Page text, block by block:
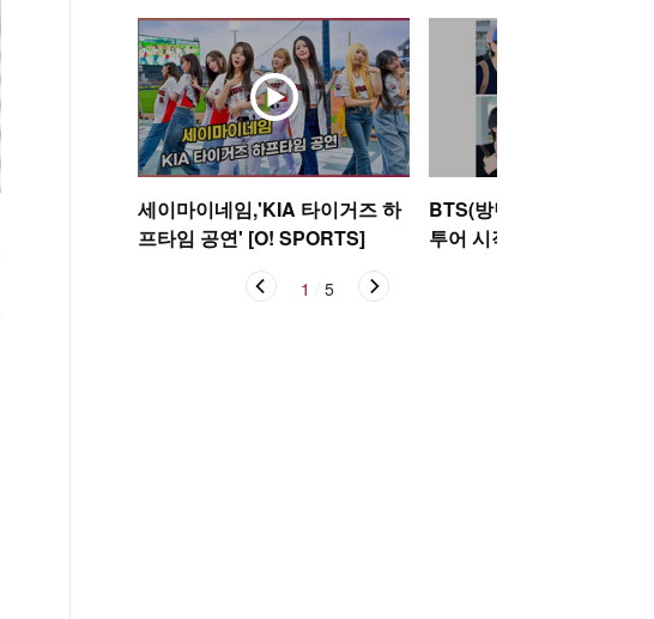
세이마이네임,'KIA 타이거즈 하
프타임 공연' [O! SPORTS]
BTS(방탄소년단), 아리랑
투어 시작 [O! STAR]
1 5